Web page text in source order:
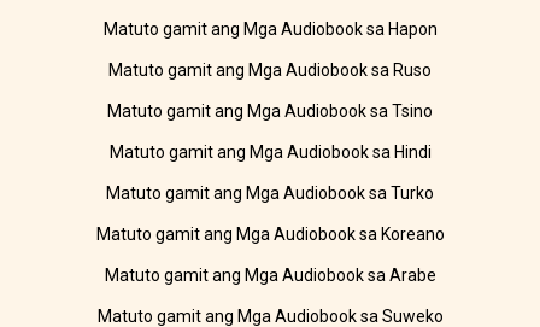
Matuto gamit ang Mga Audiobook sa Hapon
Matuto gamit ang Mga Audiobook sa Ruso
Matuto gamit ang Mga Audiobook sa Tsino
Matuto gamit ang Mga Audiobook sa Hindi
Matuto gamit ang Mga Audiobook sa Turko
Matuto gamit ang Mga Audiobook sa Koreano
Matuto gamit ang Mga Audiobook sa Arabe
Matuto gamit ang Mga Audiobook sa Suweko